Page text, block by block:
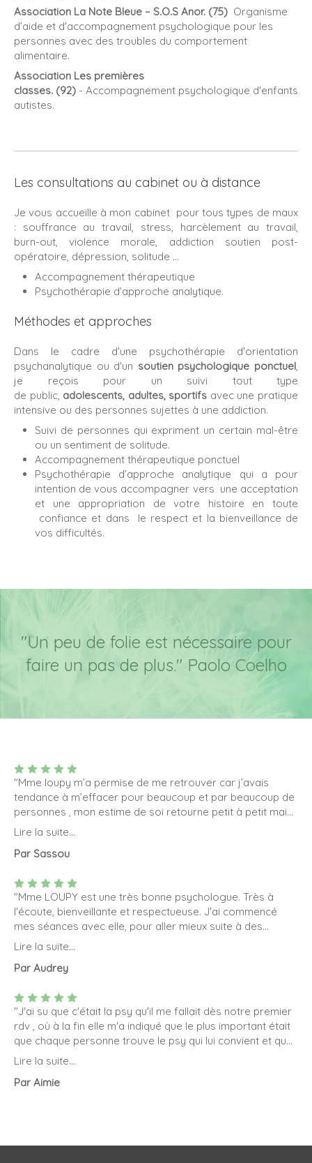
Association La Note Bleue – S.O.S Anor. (75) Organisme
d’aide et d'accompagnement psychologique pour les
personnes avec des troubles du comportement
alimentaire.
Association Les premières
classes. (92) - Accompagnement psychologique d'enfants
autistes.
Les consultations au cabinet ou à distance
Je vous accueille à mon cabinet pour tous types de maux
: souffrance au travail, stress, harcèlement au travail,
burn-out, violence morale, addiction soutien post-
opératoire, dépression, solitude ...
Accompagnement thérapeutique
Psychothérapie d’approche analytique.
Méthodes et approches
Dans le cadre d'une psychothérapie d'orientation
psychanalytique ou d'un soutien psychologique ponctuel,
je reçois pour un suivi tout type
de public, adolescents, adultes, sportifs avec une pratique
intensive ou des personnes sujettes à une addiction.
Suivi de personnes qui expriment un certain mal-être
ou un sentiment de solitude.
Accompagnement thérapeutique ponctuel
Psychothérapie d’approche analytique qui a pour
intention de vous accompagner vers une acceptation
et une appropriation de votre histoire en toute
confiance et dans le respect et la bienveillance de
vos difficultés.
"Un peu de folie est nécessaire pour
faire un pas de plus." Paolo Coelho
"Mme loupy m’a permise de me retrouver car j’avais
tendance à m’effacer pour beaucoup et par beaucoup de
personnes , mon estime de soi retourne petit à petit mais
également ma confiance. Depuis le premier rendez-vous
l’écoute merci beaucoup "
Lire la suite...
Par Sassou
"Mme LOUPY est une très bonne psychologue. Très à
l'écoute, bienveillante et respectueuse. J'ai commencé
mes séances avec elle, pour aller mieux suite à des
épisodes dépressifs et un burn-out. Aujourd'hui, je vais
professionnalisme, ses analyses de qualité. Je vous la
Lire la suite...
Par Audrey
"J'ai su que c'était la psy qu'il me fallait dès notre premier
rdv , où à la fin elle m'a indiqué que le plus important était
que chaque personne trouve le psy qui lui convient et que
si je ne le sentais pas je pouvais changer... Mais pour moi
les valeurs humaines qu'elle a tout de suite laissé paraitre
mal cheminé ensemble. Elle ne donne pas de conseils (du
Lire la suite...
Par Aimie